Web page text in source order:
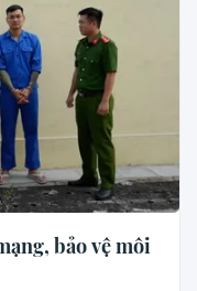
bảo vệ môi